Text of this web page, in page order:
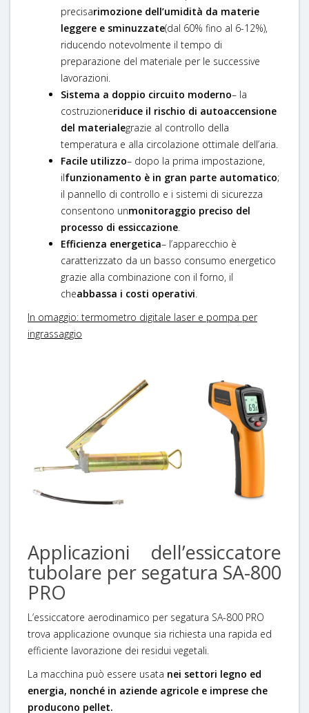
precisarimozione dell’umidità da materie
leggere e sminuzzate(dal 60% fino al 6-12%),
riducendo notevolmente il tempo di
preparazione del materiale per le successive
lavorazioni.
Sistema a doppio circuito moderno– la
costruzioneriduce il rischio di autoaccensione
del materialegrazie al controllo della
temperatura e alla circolazione ottimale dell’aria.
Facile utilizzo– dopo la prima impostazione,
ilfunzionamento è in gran parte automatico;
il pannello di controllo e i sistemi di sicurezza
consentono unmonitoraggio preciso del
processo di essiccazione
Efficienza energetica– l’apparecchio è
caratterizzato da un basso consumo energetico
grazie alla combinazione con il forno, il
cheabbassa i costi operativi
In omaggio: termometro digitale laser e pompa per
ingrassaggio
Applicazioni dell’essiccatore
tubolare per segatura SA-800
PRO
L’essiccatore aerodinamico per segatura SA-800 PRO
trova applicazione ovunque sia richiesta una rapida ed
efficiente lavorazione dei residui vegetali.
La macchina può essere usata nei settori legno ed
energia, nonché in aziende agricole e imprese che
producono pellet.